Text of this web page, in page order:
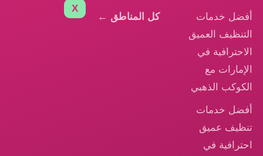
أفضل خدمات
التنظيف العميق
الاحترافية في
الإمارات مع
الكوكب الذهبي
أفضل خدمات
تنظيف عميق
احترافية في
كل المناطق ←
X